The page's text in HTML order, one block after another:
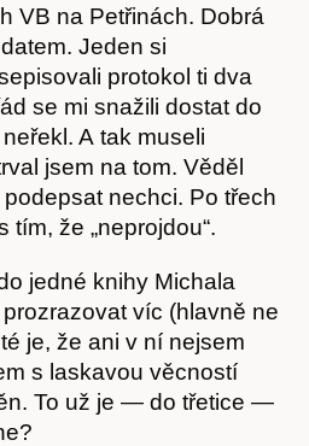
VB na Petřinách. Dobrá
Jeden si
protokol ti dva
se mi snažili dostat do
A tak museli
jsem na tom. Věděl
nechci. Po třech
tím, že „neprojdou“.
jedné knihy Michala
víc (hlavně ne
je, že ani v ní nejsem
s laskavou věcností
To už je — do třetice —